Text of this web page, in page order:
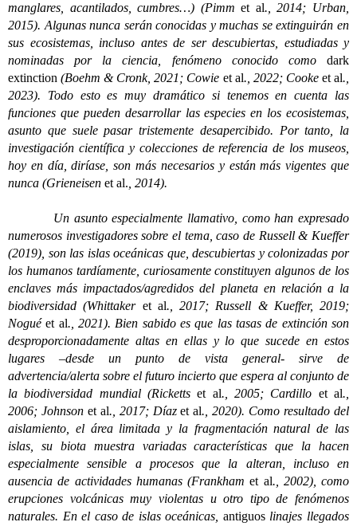
manglares, acantilados, cumbres…) (Pimmet al., 2014; Urban,
2015). Algunas nunca serán conocidas y muchas se extinguirán en
sus ecosistemas, incluso antes de ser descubiertas, estudiadas y
nominadas por la ciencia, fenómeno conocido como dark
extinction (Boehm & Cronk, 2021; Cowie et al., 2022; Cooke et al.,
2023). Todo esto es muy dramático si tenemos en cuenta las
funciones que pueden desarrollar las especies en los ecosistemas,
asunto que suele pasar tristemente desapercibido. Por tanto, la
investigación científica y colecciones de referencia de los museos,
hoy en día, diríase, son más necesarios y están más vigentes que
nunca (Grieneisen et al. , 2014).
Un asunto especialmente llamativo, como han expresado
numerosos investigadores sobre el tema, caso de Russell & Kueffer
(2019), son las islas oceánicas que, descubiertas y colonizadas por
los humanos tardíamente, curiosamente constituyen algunos de los
enclaves más impactados/agredidos del planeta en relación a la
biodiversidad (Whittaker et al., 2017; Russell & Kueffer, 2019;
Noguéet al., 2021). Bien sabido es que las tasas de extinción son
desproporcionadamente altas en ellas y lo que sucede en estos
lugares –desde un punto de vista general- sirve de
advertencia/alerta sobre el futuro incierto que espera al conjunto de
la biodiversidad mundial (Rickettset al., 2005; Cardillo et al.,
2006; Johnson et al., 2017; Díazet al., 2020). Como resultado del
aislamiento, el área limitada y la fragmentación natural de las
islas, su biota muestra variadas características que la hacen
especialmente sensible a procesos que la alteran, incluso en
ausencia de actividades humanas (Frankhamet al., 2002), como
erupciones volcánicas muy violentas u otro tipo de fenómenos
naturales. En el caso de islas oceánicas, antiguoslinajes llegados